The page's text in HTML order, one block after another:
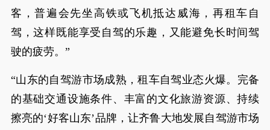
客，普遍会先坐高铁或飞机抵达威海，再租车自
驾，这样既能享受自驾的乐趣，又能避免长时间驾
驶的疲劳。”
“山东的自驾游市场成熟，租车自驾业态火爆。完备
的基础交通设施条件、丰富的文化旅游资源、持续
擦亮的‘好客山东’品牌，让齐鲁大地发展自驾游市场